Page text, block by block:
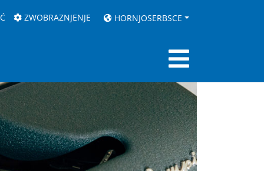
ZWOBRAZNJENJE HORNJOSERBSCE